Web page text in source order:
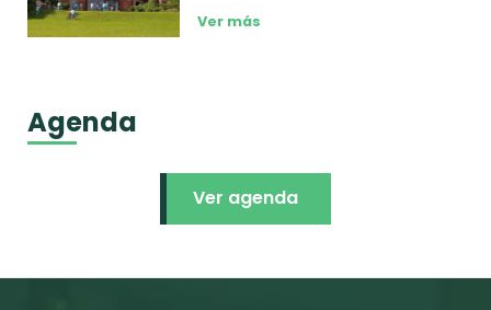
Ver más
Agenda
Ver agenda